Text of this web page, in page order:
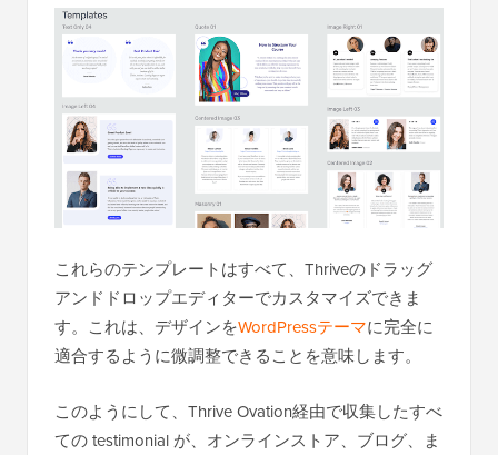
これらのテンプレートはすべて、Thriveのドラッグ
アンドドロップエディターでカスタマイズできま
す。これは、デザインをWordPressテーマに完全に
適合するように微調整できることを意味します。
このようにして、Thrive Ovation経由で収集したすべ
ての testimonial が、オンラインストア、ブログ、ま